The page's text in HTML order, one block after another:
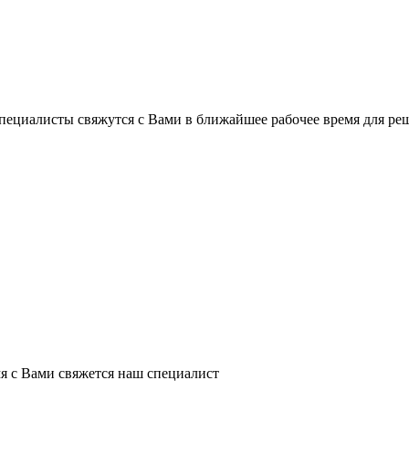
свяжутся с Вами в ближайшее рабочее время для
Вами свяжется наш специалист